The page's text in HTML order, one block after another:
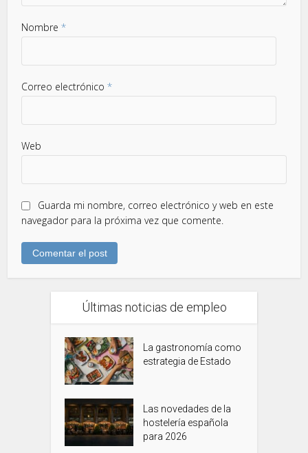
Nombre*
Correo electrónico*
Web
Guarda mi nombre, correo electrónico y web en este
navegador para la próxima vez que comente.
Últimas noticias de empleo
La gastronomía como
estrategia de Estado
Las novedades de la
hostelería española
para 2026